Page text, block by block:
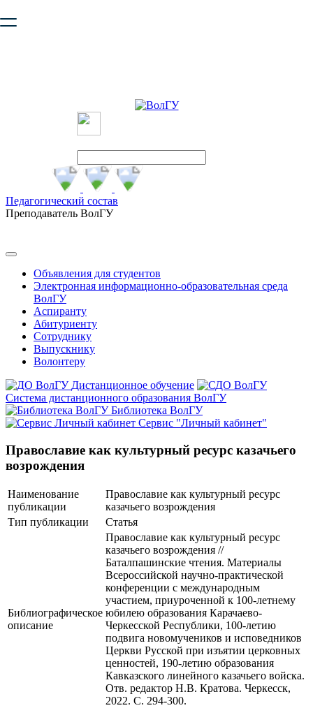
безопасную работу с сайтом. Пожалуйста
Педагогический состав
Преподаватель ВолГУ
Объявления для студентов
Электронная информационно-образовательная среда
ВолГУ
Аспиранту
Абитуриенту
Сотруднику
Выпускнику
Волонтеру
Дистанционное обучение
Система дистанционного образования ВолГУ
Библиотека ВолГУ
Сервис "Личный кабинет"
Православие как культурный ресурс казачьего
возрождения
Наименование
публикации
Православие как культурный ресурс
казачьего возрождения
Тип публикации
Статья
Библиографическое
описание
Православие как культурный ресурс
казачьего возрождения //
Баталпашинские чтения. Материалы
Всероссийской научно-практической
конференции с международным
участием, приуроченной к 100-летнему
юбилею образования Карачаево-
Черкесской Республики, 100-летию
подвига новомучеников и исповедников
Церкви Русской при изъятии церковных
ценностей, 190-летию образования
Кавказского линейного казачьего войска.
Отв. редактор Н.В. Кратова. Черкесск,
2022. С. 294-300.